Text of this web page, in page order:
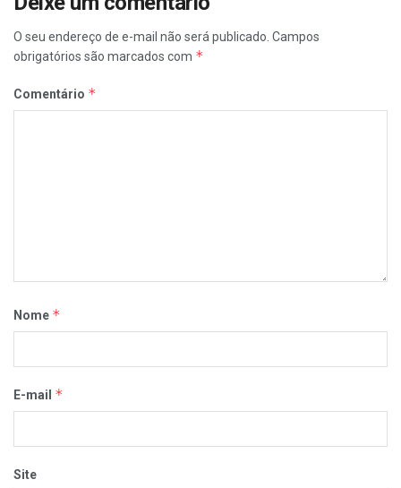
O seu endereço de e-mail não será publicado. Campos
obrigatórios são marcados com *
Comentário *
Nome *
E-mail *
Site